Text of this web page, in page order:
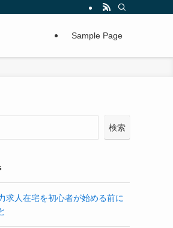
Sample Page
検索
求人在宅を初心者が始める前に